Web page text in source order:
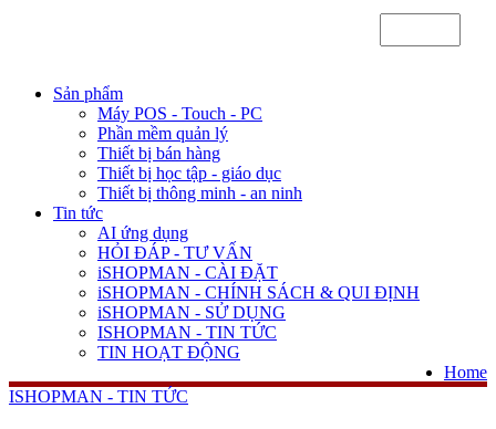
Sản phẩm
Máy POS - Touch - PC
Phần mềm quản lý
Thiết bị bán hàng
Thiết bị học tập - giáo dục
Thiết bị thông minh - an ninh
Tin tức
AI ứng dụng
HỎI ĐÁP - TƯ VẤN
iSHOPMAN - CÀI ĐẶT
iSHOPMAN - CHÍNH SÁCH & QUI ĐỊNH
iSHOPMAN - SỬ DỤNG
ISHOPMAN - TIN TỨC
TIN HOẠT ĐỘNG
Home
ISHOPMAN - TIN TỨC